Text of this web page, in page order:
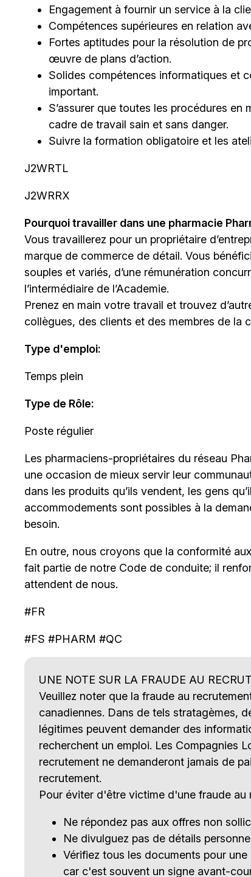
Engagement à fournir un service à la
Compétences supérieures en relation
Fortes aptitudes pour la résolution de
œuvre de plans d’action.
Solides compétences informatiques et
important.
S’assurer que toutes les procédures en
cadre de travail sain et sans danger.
Suivre la formation obligatoire et les
J2WRTL
J2WRRX
Pourquoi travailler dans une pharmacie
Vous travaillerez pour un propriétaire
marque de commerce de détail. Vous
souples et variés, d’une rémunération
l’intermédiaire de l’Academie.
Prenez en main votre travail et trouvez
collègues, des clients et des membres de la
Type d'emploi:
Temps plein
Type de Rôle:
Poste régulier
Les pharmaciens-propriétaires du réseau
une occasion de mieux servir leur
dans les produits qu’ils vendent, les gens
accommodements sont possibles à la
besoin.
En outre, nous croyons que la conformité
fait partie de notre Code de conduite; il
attendent de nous.
#FR
#FS #PHARM #QC
UNE NOTE SUR LA FRAUDE AU
Veuillez noter que la fraude au
canadiennes. Dans de tels stratagèmes,
légitimes peuvent demander des
recherchent un emploi. Les Compagnies
recrutement ne demanderont jamais de
recrutement.
Pour éviter d'être victime d'une fraude au
Ne répondez pas aux offres non
Ne divulguez pas de détails
Vérifiez tous les documents pour
car c'est souvent un signe avant-